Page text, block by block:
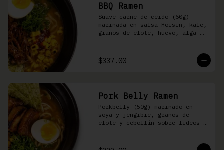
BBQ Ramen
Suave carne de cerdo (60g)
marinada en salsa Hoisin, kale,
granos de elote, huevo, alga
cerdo
$337.00
Pork Belly Ramen
Porkbelly (50g) marinado en
soya y jengibre, granos de
elote y cebollín sobre fideos